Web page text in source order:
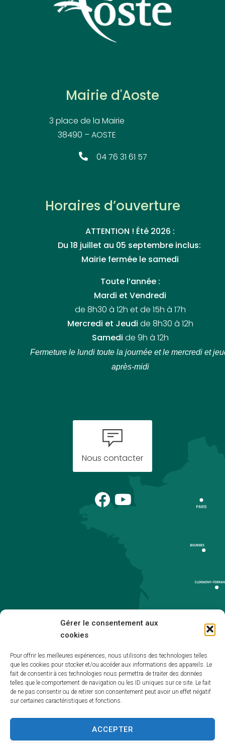
Gérer le consentement aux
cookies
Pour offrir les meilleures expériences, nous utilisons des technologies telles
que les cookies pour stocker et/ou accéder aux informations des appareils. Le
fait de consentir à ces technologies nous permettra de traiter des données
telles que le comportement de navigation ou les ID uniques sur ce site. Le fait
de ne pas consentir ou de retirer son consentement peut avoir un effet négatif
sur certaines caractéristiques et fonctions.
ACCEPTER
Mairie d'Aoste
3 place de la Mairie
38490 – AOSTE
04 76 31 61 57
Horaires d’ouverture
ATTENTION ! Été 2026 :
Du 18 juillet au 05 septembre inclus:
Mairie fermée le samedi
Toute l’année :
Mardi et Vendredi
de 8h30 à 12h et de 15h à 17h
Mercredi et Jeudi de 8h30 à 12h
Samedi de 9h à 12h
Fermeture le lundi toute la journée et le mercredi et
après-midi
Nous contacter
Accessibilité